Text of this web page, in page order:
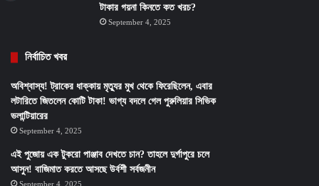
টাকার গয়না কিনতে কত খরচ?
September 4, 2025
নির্বাচিত খবর
অবিশ্বাস্য! ট্রাকের ধাক্কায় মৃত্যুর মুখ থেকে ফিরেছিলেন, এবার
লটারিতে জিতলেন কোটি টাকা! ভাগ্য বদলে গেল পুরুলিয়ার সিভিক
ভলান্টিয়ারের
September 4, 2025
এই পুজোয় এক টুকরো পাঞ্জাব দেখতে চান? তাহলে দুর্গাপুরে চলে
আসুন! বাজিমাত করতে আসছে উর্বশী সর্বজনীন
September 4, 2025